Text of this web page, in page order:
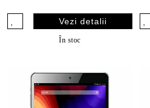
Vezi detalii
În stoc